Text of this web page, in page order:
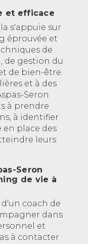
et efficace
s'appuie sur
éprouvée et
de
de gestion du
de bien-être.
et à des
Seron
à prendre
à identifier
en place des
leurs
Seron
de vie à
d'un coach de
dans
et
à contacter